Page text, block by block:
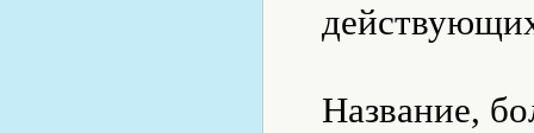
Название,